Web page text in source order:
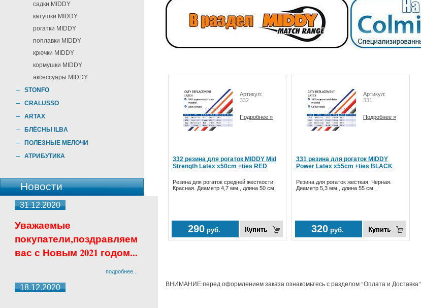
садки MIDDY
катушки MIDDY
рогатки MIDDY
поплавки MIDDY
крючки MIDDY
кормушки MIDDY
аксессуары MIDDY
STONFO
CRALUSSO
ARTAX
БЛЁСНЫ ILBA
ПОЛЕЗНЫЕ МЕЛОЧИ
АТРИБУТИКА
Новости
31.12.2020
Уважаемые
покупатели,поздравляем
вас с Новым 2021 годом...
подробнее...
18.12.2020
Артикул:
332
Подробнее »
332 резина для рогаток MIDDY Mid
Strength Latex x50cm +ties RED
Резина для рогаток средней жесткости.
Красная. Диаметр 4,7 мм., длина 50 см.
290 руб.
Артикул:
331
Подробнее »
331 резина для рогаток MIDDY
Power Latex x55cm +ties BLACK
Резина для рогаток жесткая. Черная.
Диаметр 5,3 мм., длина 55 см.
320 руб.
ВНИМАНИЕ:перед оформлением заказа ознакомьтесь с разделом "Оплата и Доставка"